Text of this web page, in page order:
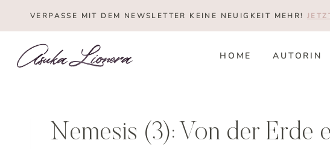
VERPASSE MIT DEM NEWSLETTER KEINE NEUIGKEIT MEHR!
HOME AUTORIN
Nemesis (3): Von der Erde